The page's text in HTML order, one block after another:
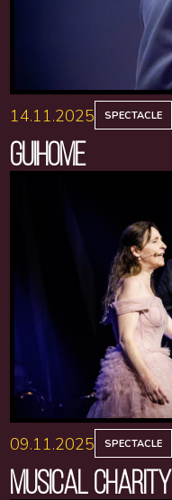
14.11.2025 SPECTACLE
GUIHOME
09.11.2025 SPECTACLE
MUSICAL